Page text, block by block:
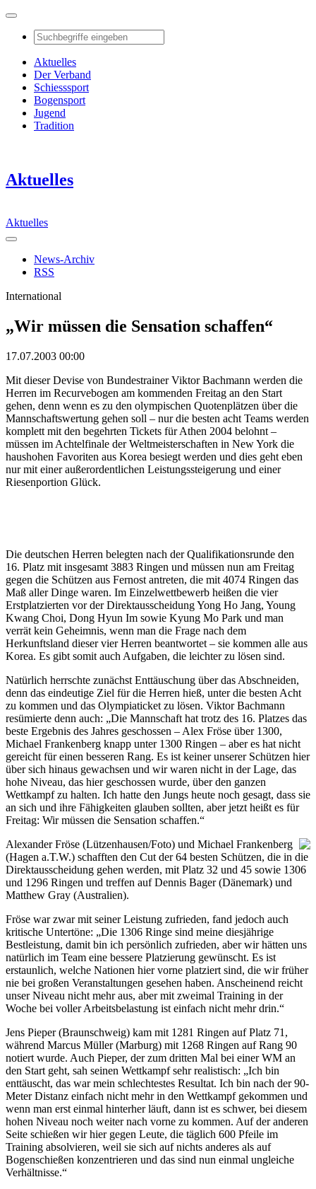
Aktuelles
Der Verband
Schiesssport
Bogensport
Jugend
Tradition
Aktuelles
Aktuelles
News-Archiv
RSS
International
„Wir müssen die Sensation schaffen“
17.07.2003 00:00
Mit dieser Devise von Bundestrainer Viktor Bachmann werden die
Herren im Recurvebogen am kommenden Freitag an den Start
gehen, denn wenn es zu den olympischen Quotenplätzen über die
Mannschaftswertung gehen soll – nur die besten acht Teams werden
komplett mit den begehrten Tickets für Athen 2004 belohnt –
müssen im Achtelfinale der Weltmeisterschaften in New York die
haushohen Favoriten aus Korea besiegt werden und dies geht eben
nur mit einer außerordentlichen Leistungssteigerung und einer
Riesenportion Glück.
Die deutschen Herren belegten nach der Qualifikationsrunde den
16. Platz mit insgesamt 3883 Ringen und müssen nun am Freitag
gegen die Schützen aus Fernost antreten, die mit 4074 Ringen das
Maß aller Dinge waren. Im Einzelwettbewerb heißen die vier
Erstplatzierten vor der Direktausscheidung Yong Ho Jang, Young
Kwang Choi, Dong Hyun Im sowie Kyung Mo Park und man
verrät kein Geheimnis, wenn man die Frage nach dem
Herkunftsland dieser vier Herren beantwortet – sie kommen alle aus
Korea. Es gibt somit auch Aufgaben, die leichter zu lösen sind.
Natürlich herrschte zunächst Enttäuschung über das Abschneiden,
denn das eindeutige Ziel für die Herren hieß, unter die besten Acht
zu kommen und das Olympiaticket zu lösen. Viktor Bachmann
resümierte denn auch: „Die Mannschaft hat trotz des 16. Platzes das
beste Ergebnis des Jahres geschossen – Alex Fröse über 1300,
Michael Frankenberg knapp unter 1300 Ringen – aber es hat nicht
gereicht für einen besseren Rang. Es ist keiner unserer Schützen hier
über sich hinaus gewachsen und wir waren nicht in der Lage, das
hohe Niveau, das hier geschossen wurde, über den ganzen
Wettkampf zu halten. Ich hatte den Jungs heute noch gesagt, dass sie
an sich und ihre Fähigkeiten glauben sollten, aber jetzt heißt es für
Freitag: Wir müssen die Sensation schaffen.“
Alexander Fröse (Lützenhausen/Foto) und Michael Frankenberg
(Hagen a.T.W.) schafften den Cut der 64 besten Schützen, die in die
Direktausscheidung gehen werden, mit Platz 32 und 45 sowie 1306
und 1296 Ringen und treffen auf Dennis Bager (Dänemark) und
Matthew Gray (Australien).
Fröse war zwar mit seiner Leistung zufrieden, fand jedoch auch
kritische Untertöne: „Die 1306 Ringe sind meine diesjährige
Bestleistung, damit bin ich persönlich zufrieden, aber wir hätten uns
natürlich im Team eine bessere Platzierung gewünscht. Es ist
erstaunlich, welche Nationen hier vorne platziert sind, die wir früher
nie bei großen Veranstaltungen gesehen haben. Anscheinend reicht
unser Niveau nicht mehr aus, aber mit zweimal Training in der
Woche bei voller Arbeitsbelastung ist einfach nicht mehr drin.“
Jens Pieper (Braunschweig) kam mit 1281 Ringen auf Platz 71,
während Marcus Müller (Marburg) mit 1268 Ringen auf Rang 90
notiert wurde. Auch Pieper, der zum dritten Mal bei einer WM an
den Start geht, sah seinen Wettkampf sehr realistisch: „Ich bin
enttäuscht, das war mein schlechtestes Resultat. Ich bin nach der 90-
Meter Distanz einfach nicht mehr in den Wettkampf gekommen und
wenn man erst einmal hinterher läuft, dann ist es schwer, bei diesem
hohen Niveau noch weiter nach vorne zu kommen. Auf der anderen
Seite schießen wir hier gegen Leute, die täglich 600 Pfeile im
Training absolvieren, weil sie sich auf nichts anderes als auf
Bogenschießen konzentrieren und das sind nun einmal ungleiche
Verhältnisse.“